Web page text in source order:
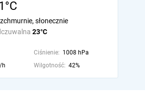
23°C
słonecznie
Ciśnienie: 1008 hPa
h Wilgotność: 42%